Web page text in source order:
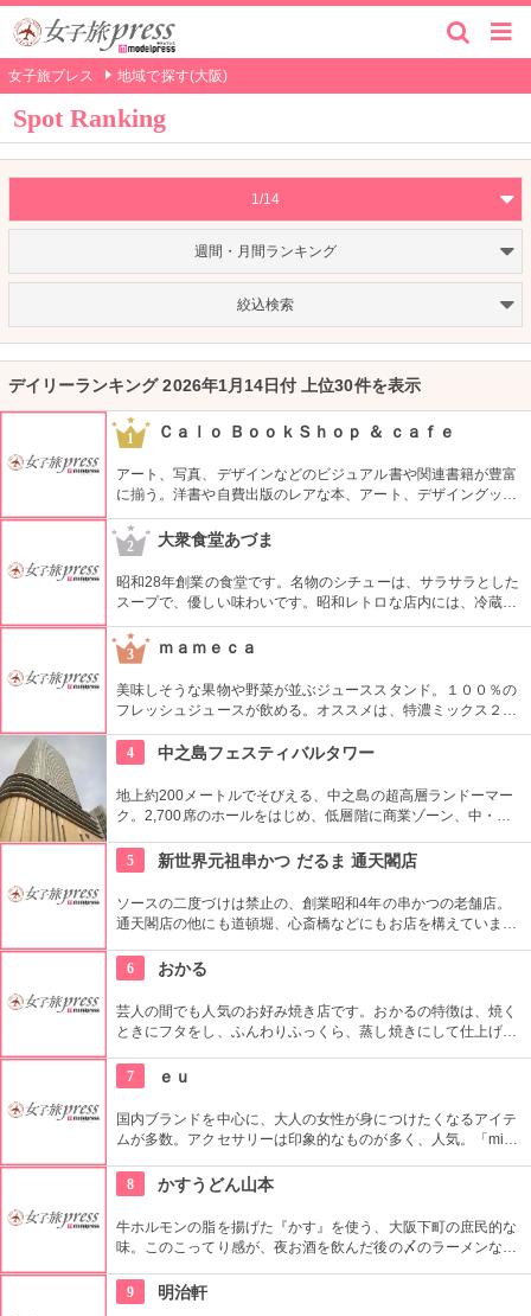
女子旅プレス 地域で探す(大阪)
Spot Ranking
1/14
週間・月間ランキング
絞込検索
デイリーランキング 2026年1月14日付 上位30件を表示
1 Ｃａｌｏ ＢｏｏｋＳｈｏｐ ＆ ｃａｆｅ
アート、写真、デザインなどのビジュアル書や関連書籍が豊富
に揃う。洋書や自費出版のレアな本、アート、デザイングッズ
までも扱う。カフェとギャラリーを併設しており、カフェでは
お茶だけでなく、お酒やおつまみもあり、さらにチキンカレー
800円やサンドウィッチ900円は絶品。一日中でものんびりで
きる。
2 大衆食堂あづま
昭和28年創業の食堂です。名物のシチューは、サラサラとした
スープで、優しい味わいです。昭和レトロな店内には、冷蔵庫
にお惣菜が並び、自分好みのお惣菜を直接自分で運ぶ、セルフ
形式になっています。あれも、これもといろいろ選んでしまい
そう！
3 ｍａｍｅｃａ
美味しそうな果物や野菜が並ぶジューススタンド。１００％の
フレッシュジュースが飲める。オススメは、特濃ミックス２０
０円〜。りんご・バナナ・パイン・豆乳をミックスしたもの。
果物と豆乳の配合がバランスよい。甘味料不使用なので、果物
4 中之島フェスティバルタワー
地上約200メートルでそびえる、中之島の超高層ランドーマー
ク。2,700席のホールをはじめ、低層階に商業ゾーン、中・高
さからの眺望が広がるスカイロビー、37階のレストラン「ラ・
フェット ひらまつ」では圧巻の眺めを満喫しながら食事できま
す。
5 新世界元祖串かつ だるま 通天閣店
ソースの二度づけは禁止の、創業昭和4年の串かつの老舗店。
通天閣店の他にも道頓堀、心斎橋などにもお店を構えていま
閣セットなど、思わず注文したくなるセットメニューあり。新
世界限定の漬けマグロはぜひ食べておきたいところ！
6 おかる
芸人の間でも人気のお好み焼き店です。おかるの特徴は、焼く
ときにフタをし、ふんわりふっくら、蒸し焼きにして仕上げる
ネーズは、通天閣など、絵をかいてくれるサービスも。
7 ｅｕ
国内ブランドを中心に、大人の女性が身につけたくなるアイテ
ムが多数。アクセサリーは印象的なものが多く、人気。「mina
らえる。「mina perhonen」は独創的なアイテムが揃ってい
る。
8 かすうどん山本
牛ホルモンの脂を揚げた『かす』を使う、大阪下町の庶民的な
味。このこってり感が、夜お酒を飲んだ後の〆のラーメンなら
ているので、深夜、もう1軒…なんて時にも。
9 明治軒